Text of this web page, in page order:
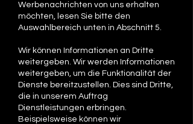
Werbenachrichten von uns erhalten
möchten, lesen Sie bitte den
Auswahlbereich unten in Abschnitt 5.
Wir können Informationen an Dritte
weitergeben. Wir werden Informationen
weitergeben, um die Funktionalität der
Dienste bereitzustellen. Dies sind Dritte,
die in unserem Auftrag
Dienstleistungen erbringen.
Beispielsweise können wir